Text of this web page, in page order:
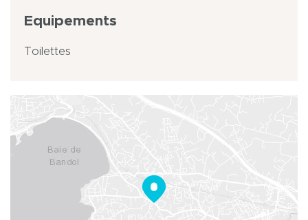
Equipements
Toilettes